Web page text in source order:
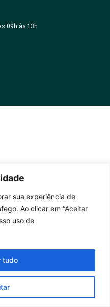
sua experiência de
Ao clicar em “Aceitar
uso de
tudo
09h às 13h